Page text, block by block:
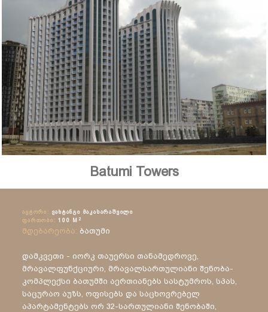
Batumi Towers
ᲐᲕᲢᲝᲠᲘ: ᲕᲐᲮᲢᲐᲜᲒᲘ ᲛᲐᲙᲐᲡᲐᲠᲐᲨᲕᲘᲚᲘ
ᲤᲐᲠᲗᲝᲑᲘ: 100 M2
მდებარეობა: ბათუმი
დამკვეთი - იორკ თაუერსი თანამედროვე,
მრავალფუნქციური, მრავალსართულიანი შენობა-
კომპლექსი ბათუმში აერთიანებს სასტუმროს, სპას,
საცურაო აუზს, ოფისებს და საცხოვრებელ
აპარტამენტებს ორ 32-სართულიანი შენობაში,